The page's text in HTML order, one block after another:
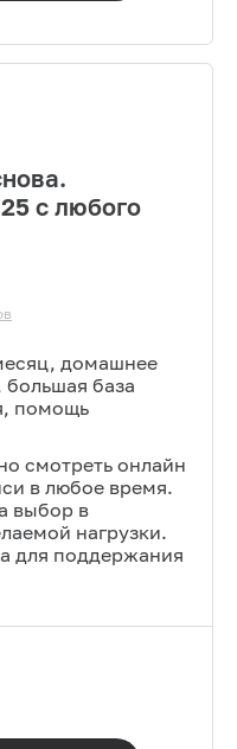
с любого
домашнее
база
помощь
смотреть онлайн
в любое время.
выбор в
нагрузки.
для поддержания